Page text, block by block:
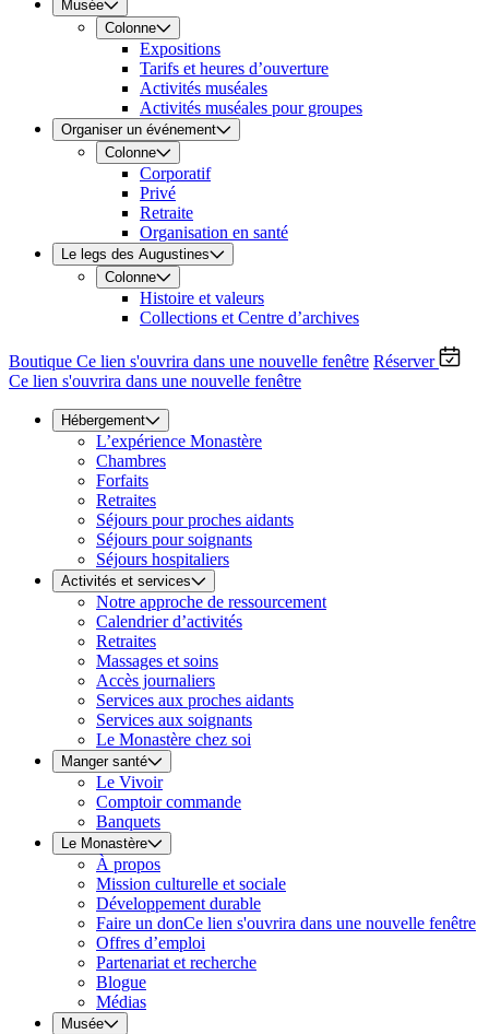
Musée
Colonne
Expositions
Tarifs et heures d’ouverture
Activités muséales
Activités muséales pour groupes
Organiser un événement
Colonne
Corporatif
Privé
Retraite
Organisation en santé
Le legs des Augustines
Colonne
Histoire et valeurs
Collections et Centre d’archives
Boutique Ce lien s'ouvrira dans une nouvelle fenêtre Réserver
Ce lien s'ouvrira dans une nouvelle fenêtre
Hébergement
L’expérience Monastère
Chambres
Forfaits
Retraites
Séjours pour proches aidants
Séjours pour soignants
Séjours hospitaliers
Activités et services
Notre approche de ressourcement
Calendrier d’activités
Retraites
Massages et soins
Accès journaliers
Services aux proches aidants
Services aux soignants
Le Monastère chez soi
Manger santé
Le Vivoir
Comptoir commande
Banquets
Le Monastère
À propos
Mission culturelle et sociale
Développement durable
Faire un donCe lien s'ouvrira dans une nouvelle fenêtre
Offres d’emploi
Partenariat et recherche
Blogue
Médias
Musée